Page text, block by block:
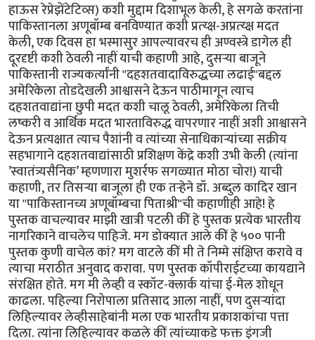
हाऊस रेप्रेझेंटेटिव्स) कशी मुद्दाम दिशाभूल केली, हे सगळे करतांना
पाकिस्तानला अणूबॉम्ब बनविण्यात कशी प्रत्य्क्ष-अप्रत्य्क्ष मदत
केली, एक दिवस हा भस्मासुर आपल्यावरच ही अण्वस्त्रे डागेल ही
दूरदृष्टी कशी ठेवली नाहीं याची कहाणी आहे, दुसर्‍या बाजूने
पाकिस्तानी राज्यकर्त्यांनी "दहशतवादाविरुद्धच्या लढाई"बद्दल
अमेरिकेला तोडदेखली आश्वासने देऊन पाठीमागून त्याच
दहशतवाद्यांना छुपी मदत कशी चालू ठेवली, अमेरिकेला तिची
लष्करी व आर्थिक मदत भारताविरुद्ध वापरणार नाहीं अशी आश्वासने
देऊन प्रत्यक्षात त्याच पैशांनी व त्यांच्या सेनाधिकार्‍यांच्या सक्रीय
सहभागाने दहशतवाद्यांसाठी प्रशिक्षण केंद्रे कशी उभी केली (त्यांना
’स्वातंत्र्यसैनिक’ म्हणणारा मुशर्रफ सगळ्यात मोठा चोर!) याची
कहाणी, तर तिसर्‍या बाजूला ही एक तर्‍हेने डॉ. अब्दुल कादिर खान
या "पाकिस्तानच्य अणूबॉम्बचा पिताश्री"ची कहाणीही आहे! हे
पुस्तक वाचल्यावर माझी खात्री पटली कीं हे पुस्तक प्रत्येक भारतीय
नागरिकाने वाचलेच पाहिजे. मग डोक्यात आले कीं हे ५०० पानी
पुस्तक कुणी वाचेल कां? मग वाटले कीं मी ते निम्मे संक्षिप्त करावे व
त्याचा मराठीत अनुवाद करावा. पण पुस्तक कॉपीराईटच्या कायद्याने
संरक्षित होते. मग मी लेव्ही व स्कॉट-क्लार्क यांचा ई-मेल शोधून
काढला. पहिल्या निरोपाला प्रतिसाद आला नाहीं, पण दुसर्‍यांदा
लिहिल्यावर लेव्हीसाहेबांनी मला एक भारतीय प्रकाशकांचा पत्ता
दिला. त्यांना लिहिल्यावर कळले कीं त्यांच्याकडे फक्त इंगजी